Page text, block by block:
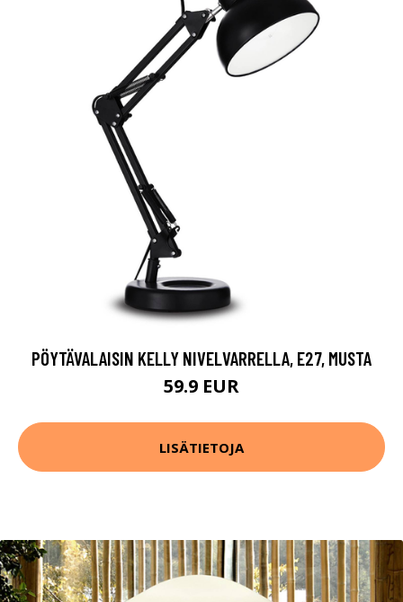
PÖYTÄVALAISIN KELLY NIVELVARRELLA, E27, MUSTA
59.9 EUR
LISÄTIETOJA